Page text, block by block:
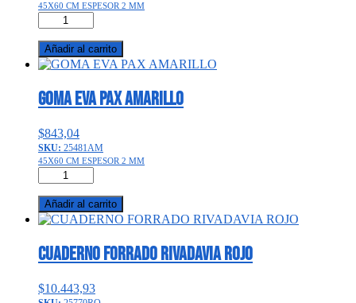
45X60 CM ESPESOR 2 MM
GOMA
EVA
PAX
ROJO
Añadir al carrito
GOMA EVA PAX AMARILLO
$843,04
SKU: 25481AM
45X60 CM ESPESOR 2 MM
GOMA
EVA
PAX
AMARILLO
Añadir al carrito
CUADERNO FORRADO RIVADAVIA ROJO
$10.443,93